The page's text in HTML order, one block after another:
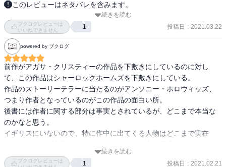
このレビューはネタバレを含みます。
前作同様のコンビが主役｡捜査の様子がひたすら聞き込みなどの地味
なものだが､そこが良い｡昔のアドベンチャーゲームのように､新しい
情報が入るたびに嬉しくなる｡
容疑者たちに何回も会いに行き､新たな証拠を突きつけると相手の反
応が変わり真実を話すようになる｡その点で著者は実に人間描写が上
手いなあと思った｡
星は4か5かで迷ったが5にした｡理由は事件のモチーフが実に堂々と
隠されており､最語にそれが明かされて驚かされたから｡
続きを読む
ブクログレビューは
いいねできません
1 投稿日 : 2021.03.22
powered by ブクログ
前作がアガサ・クリスティーの作品を下敷きにしているのに対し
て、この作品はシャーロックホームズを下敷きにしている。
作品のストーリーテラーに当たるのがアンソニー・ホロウィッズ、
つまり作者となっているのがこの作品の面白い所。
後書には作者に関する部分は事実とされているが、どこまで本当な
のかなと思う。
イギリスにいないので、特に作中に出てくる人物はどこまで実在
それを知っていればもっと楽しめたかなとは思う。
続きを読む
ブクログレビューは
1 投稿日 : 2021.02.21